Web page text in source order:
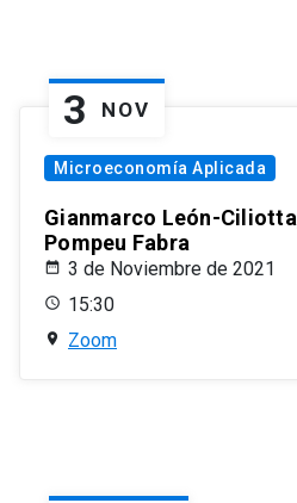
3 NOV
Microeconomía Aplicada
Gianmarco León-
Pompeu Fabra
3 de Noviembre de 2021
15:30
Zoom